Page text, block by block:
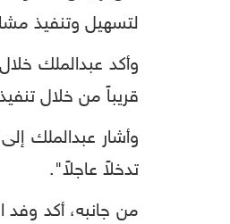
لتسهيل وتنفيذ
وأكد عبدالملك
قريباً من خلال
وأشار عبدالملك
تدخلاً عاجلاً".
من جانبه، أكد وفد